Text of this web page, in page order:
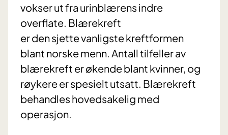
vokser ut fra urinblærens indre
overflate. Blærekreft
er den sjette vanligste kreftformen
blant norske menn. Antall tilfeller av
blærekreft er økende blant kvinner, og
røykere er spesielt utsatt. Blærekreft
behandles hovedsakelig med
operasjon.